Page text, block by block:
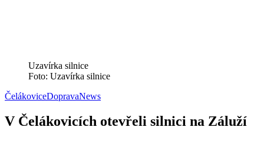
Uzavírka silnice
Foto: Uzavírka silnice
ČelákoviceDopravaNews
V Čelákovicích otevřeli silnici na Záluží